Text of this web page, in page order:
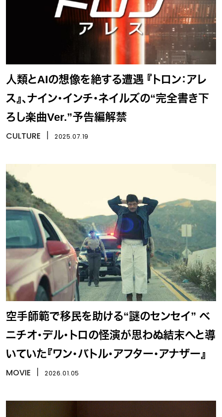
人類とAIの想像を絶する遭遇 『トロン：アレ
ス』、ナイン・インチ・ネイルズの“完全書き下
ろし楽曲Ver.”予告編解禁
CULTURE 2025.07.19
空手師範で移民を助ける“謎のセンセイ” ベ
ニチオ・デル・トロの怪演が思わぬ結末へと導
いていた『ワン・バトル・アフター・アナザー』
MOVIE 2026.01.05